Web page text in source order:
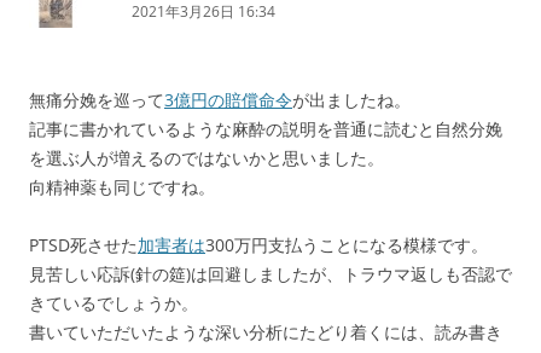
2021年3月26日 16:34
無痛分娩を巡って3億円の賠償命令が出ましたね。
記事に書かれているような麻酔の説明を普通に読むと自然分娩
を選ぶ人が増えるのではないかと思いました。
向精神薬も同じですね。
PTSD死させた加害者は300万円支払うことになる模様です。
見苦しい応訴(針の筵)は回避しましたが、トラウマ返しも否認で
きているでしょうか。
書いていただいたような深い分析にたどり着くには、読み書き